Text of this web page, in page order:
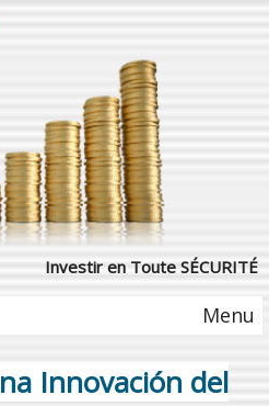
Investir en Toute SÉCURITÉ
Menu
Innovación del